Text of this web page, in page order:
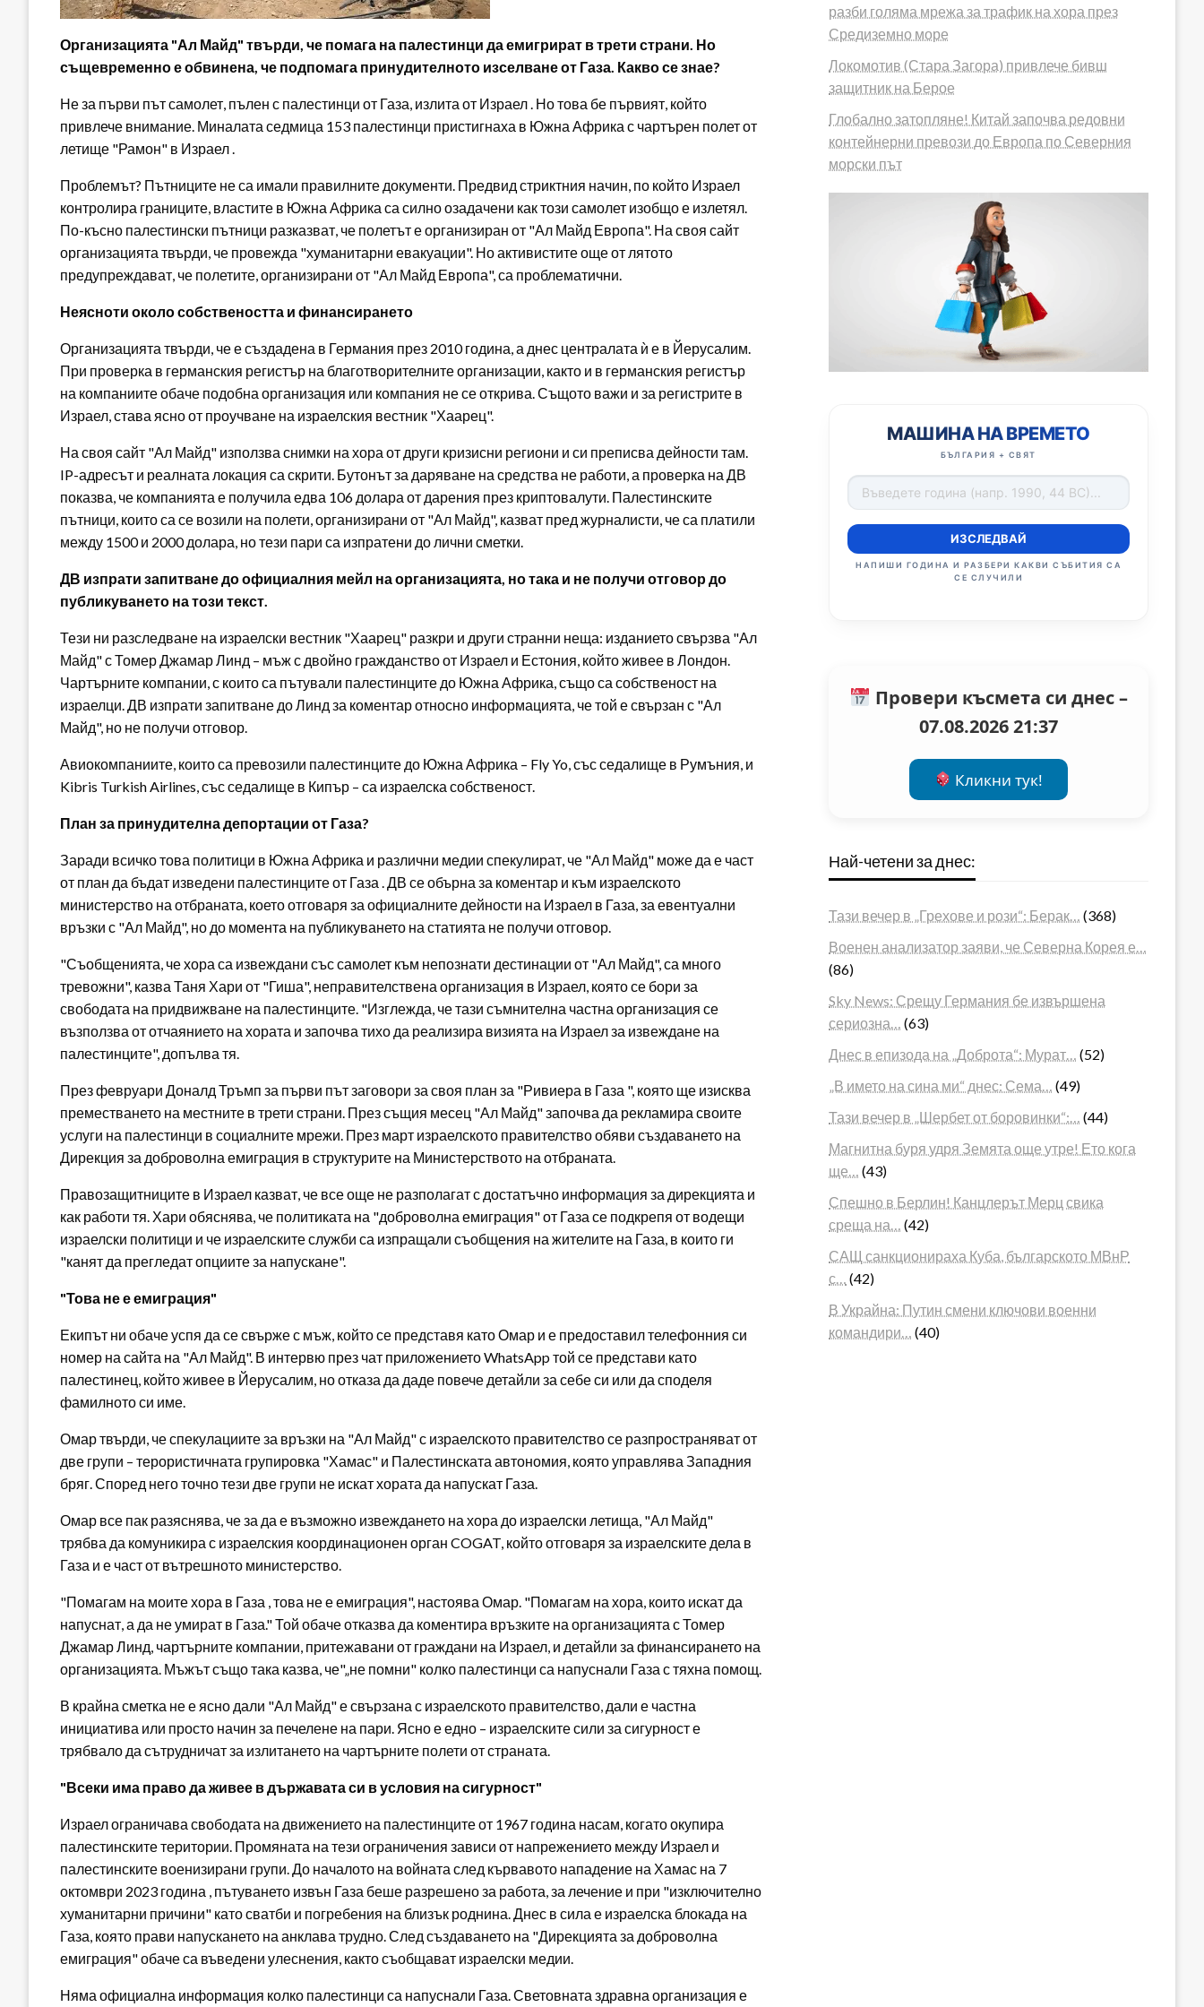
Организацията "Ал Майд" твърди, че помага на палестинци да емигрират в трети страни. Но
същевременно е обвинена, че подпомага принудителното изселване от Газа. Какво се знае?
Не за първи път самолет, пълен с палестинци от Газа, излита от Израел . Но това бе първият, който
привлече внимание. Миналата седмица 153 палестинци пристигнаха в Южна Африка с чартърен полет от
летище "Рамон" в Израел .
Проблемът? Пътниците не са имали правилните документи. Предвид стриктния начин, по който Израел
контролира границите, властите в Южна Африка са силно озадачени как този самолет изобщо е излетял.
По-късно палестински пътници разказват, че полетът е организиран от "Ал Майд Европа". На своя сайт
организацията твърди, че провежда "хуманитарни евакуации". Но активистите още от лятото
предупреждават, че полетите, организирани от "Ал Майд Европа", са проблематични.
Неясноти около собствеността и финансирането
Организацията твърди, че е създадена в Германия през 2010 година, а днес централата ѝ е в Йерусалим.
При проверка в германския регистър на благотворителните организации, както и в германския регистър
на компаниите обаче подобна организация или компания не се открива. Същото важи и за регистрите в
Израел, става ясно от проучване на израелския вестник "Хаарец".
На своя сайт "Ал Майд" използва снимки на хора от други кризисни региони и си преписва дейности там.
IP-адресът и реалната локация са скрити. Бутонът за даряване на средства не работи, а проверка на ДВ
показва, че компанията е получила едва 106 долара от дарения през криптовалути. Палестинските
пътници, които са се возили на полети, организирани от "Ал Майд", казват пред журналисти, че са платили
между 1500 и 2000 долара, но тези пари са изпратени до лични сметки.
ДВ изпрати запитване до официалния мейл на организацията, но така и не получи отговор до
публикуването на този текст.
Тези ни разследване на израелски вестник "Хаарец" разкри и други странни неща: изданието свързва "Ал
Майд" с Томер Джамар Линд – мъж с двойно гражданство от Израел и Естония, който живее в Лондон.
Чартърните компании, с които са пътували палестинците до Южна Африка, също са собственост на
израелци. ДВ изпрати запитване до Линд за коментар относно информацията, че той е свързан с "Ал
Майд", но не получи отговор.
Авиокомпаниите, които са превозили палестинците до Южна Африка – Fly Yo, със седалище в Румъния, и
Kibris Turkish Airlines, със седалище в Кипър – са израелска собственост.
План за принудителна депортации от Газа?
Заради всичко това политици в Южна Африка и различни медии спекулират, че "Ал Майд" може да е част
от план да бъдат изведени палестинците от Газа . ДВ се обърна за коментар и към израелското
министерство на отбраната, което отговаря за официалните дейности на Израел в Газа, за евентуални
връзки с "Ал Майд", но до момента на публикуването на статията не получи отговор.
"Съобщенията, че хора са извеждани със самолет към непознати дестинации от "Ал Майд", са много
тревожни", казва Таня Хари от "Гиша", неправителствена организация в Израел, която се бори за
свободата на придвижване на палестинците. "Изглежда, че тази съмнителна частна организация се
възползва от отчаянието на хората и започва тихо да реализира визията на Израел за извеждане на
палестинците", допълва тя.
През февруари Доналд Тръмп за първи път заговори за своя план за "Ривиера в Газа ", която ще изисква
преместването на местните в трети страни. През същия месец "Ал Майд" започва да рекламира своите
услуги на палестинци в социалните мрежи. През март израелското правителство обяви създаването на
Дирекция за доброволна емиграция в структурите на Министерството на отбраната.
Правозащитниците в Израел казват, че все още не разполагат с достатъчно информация за дирекцията и
как работи тя. Хари обяснява, че политиката на "доброволна емиграция" от Газа се подкрепя от водещи
израелски политици и че израелските служби са изпращали съобщения на жителите на Газа, в които ги
"канят да прегледат опциите за напускане".
"Това не е емиграция"
Екипът ни обаче успя да се свърже с мъж, който се представя като Омар и е предоставил телефонния си
номер на сайта на "Ал Майд". В интервю през чат приложението WhatsApp той се представи като
палестинец, който живее в Йерусалим, но отказа да даде повече детайли за себе си или да споделя
фамилното си име.
Омар твърди, че спекулациите за връзки на "Ал Майд" с израелското правителство се разпространяват от
две групи – терористичната групировка "Хамас" и Палестинската автономия, която управлява Западния
бряг. Според него точно тези две групи не искат хората да напускат Газа.
Омар все пак разяснява, че за да е възможно извеждането на хора до израелски летища, "Ал Майд"
трябва да комуникира с израелския координационен орган COGAT, който отговаря за израелските дела в
Газа и е част от вътрешното министерство.
"Помагам на моите хора в Газа , това не е емиграция", настоява Омар. "Помагам на хора, които искат да
напуснат, а да не умират в Газа." Той обаче отказва да коментира връзките на организацията с Томер
Джамар Линд, чартърните компании, притежавани от граждани на Израел, и детайли за финансирането на
организацията. Мъжът също така казва, че"„не помни" колко палестинци са напуснали Газа с тяхна помощ.
В крайна сметка не е ясно дали "Ал Майд" е свързана с израелското правителство, дали е частна
инициатива или просто начин за печелене на пари. Ясно е едно – израелските сили за сигурност е
трябвало да сътрудничат за излитането на чартърните полети от страната.
"Всеки има право да живее в държавата си в условия на сигурност"
Израел ограничава свободата на движението на палестинците от 1967 година насам, когато окупира
палестинските територии. Промяната на тези ограничения зависи от напрежението между Израел и
палестинските военизирани групи. До началото на войната след кървавото нападение на Хамас на 7
октомври 2023 година , пътуването извън Газа беше разрешено за работа, за лечение и при "изключително
хуманитарни причини" като сватби и погребения на близък роднина. Днес в сила е израелска блокада на
Газа, която прави напускането на анклава трудно. След създаването на "Дирекцията за доброволна
емиграция" обаче са въведени улеснения, както съобщават израелски медии.
Няма официална информация колко палестинци са напуснали Газа. Световната здравна организация е
разби голяма мрежа за трафик на хора през
Средиземно море
Локомотив (Стара Загора) привлече бивш
защитник на Берое
Глобално затопляне! Китай започва редовни
контейнерни превози до Европа по Северния
морски път
МАШИНА НА ВРЕМЕТО
БЪЛГАРИЯ + СВЯТ
ИЗСЛЕДВАЙ
НАПИШИ ГОДИНА И РАЗБЕРИ КАКВИ СЪБИТИЯ СА
СЕ СЛУЧИЛИ
Провери късмета си днес –
07.08.2026 21:37
Кликни тук!
Най-четени за днес:
Тази вечер в „Грехове и рози“: Берак…
(368)
Военен анализатор заяви, че Северна Корея е…
(86)
Sky News: Срещу Германия бе извършена
сериозна…
(63)
Днес в епизода на „Доброта“: Мурат…
(52)
„В името на сина ми“ днес: Сема…
(49)
Тази вечер в „Шербет от боровинки“:…
(44)
Магнитна буря удря Земята още утре! Ето кога
ще…
(43)
Спешно в Берлин! Канцлерът Мерц свика
среща на…
(42)
САЩ санкционираха Куба, българското МВнР
с…
(42)
В Украйна: Путин смени ключови военни
командири…
(40)